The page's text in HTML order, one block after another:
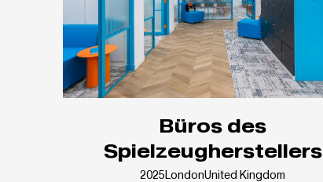
Büros des
Spielzeugherstellers
2025LondonUnited Kingdom